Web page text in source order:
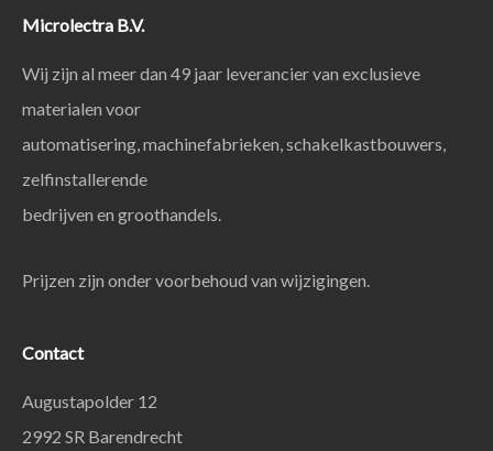
Microlectra B.V.
Wij zijn al meer dan 49 jaar leverancier van exclusieve
materialen voor
automatisering, machinefabrieken, schakelkastbouwers,
zelfinstallerende
bedrijven en groothandels.
Prijzen zijn onder voorbehoud van wijzigingen.
Contact
Augustapolder 12
2992 SR Barendrecht